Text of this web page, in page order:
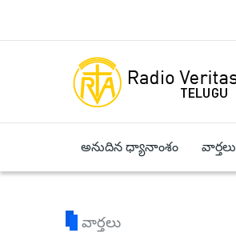
అనుదిన ధ్యానాంశం వార్తలు
వార్తలు